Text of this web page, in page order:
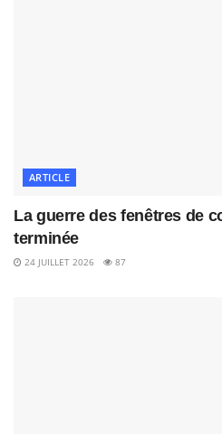
ARTICLE
La guerre des fenêtres de
terminée
24 JUILLET 2026 87